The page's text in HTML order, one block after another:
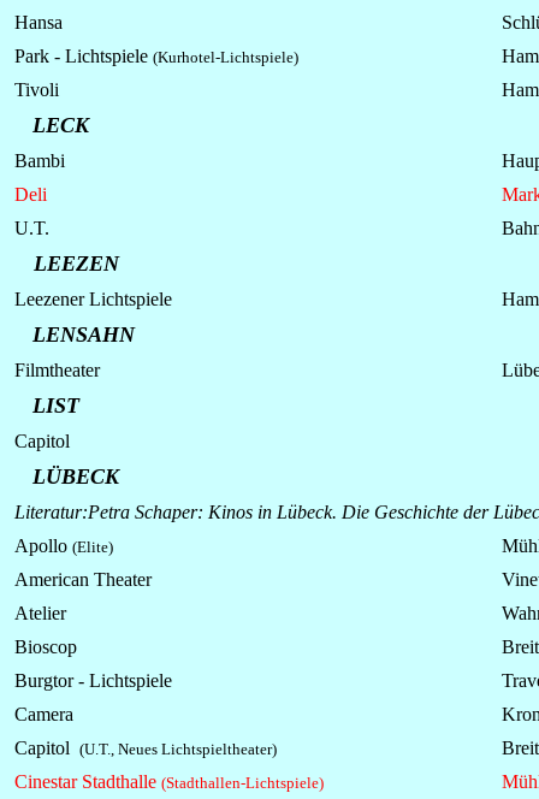
Hansa
Park - Lichtspiele (Kurhotel-Lichtspiele)
Tivoli
LECK
Bambi
Deli
U.T.
LEEZEN
LeezenerLichtspiele
LENSAHN
Filmtheater
LIST
Capitol
LÜBECK
Literatur:Petra Schaper: Kinos in Lübeck. Die Geschichte der
Apollo (Elite)
American Theater
Atelier
Bioscop
Burgtor - Lichtspiele
Camera
Capitol (U.T., Neues Lichtspieltheater)
Cinestar Stadthalle (Stadthallen-Lichtspiele)